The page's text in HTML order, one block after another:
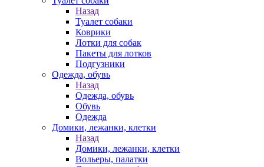
Назад
Туалет собаки
Коврики
Лотки для собак
Пакеты для лотков
Подгузники
Одежда, обувь
Назад
Одежда, обувь
Обувь
Одежда
Домики, лежанки, клетки
Назад
Домики, лежанки, клетки
Вольеры, палатки